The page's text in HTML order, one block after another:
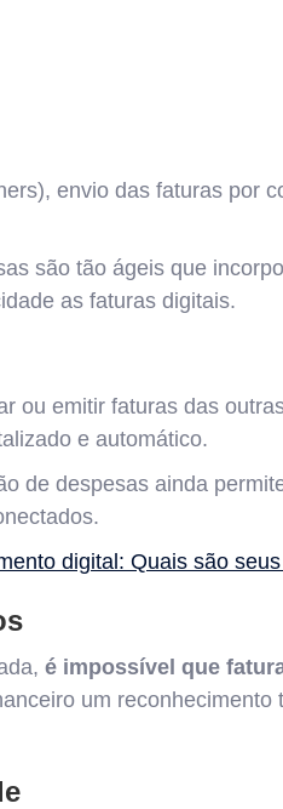
envio das faturas por
são tão ágeis que
as faturas digitais.
ou emitir faturas das
e automático.
de despesas ainda
digital: Quais são
é impossível que
um reconhecimento